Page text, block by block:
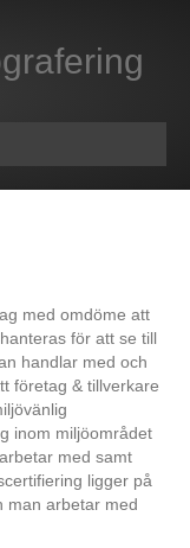
med omdöme att
för att se till
handlar med och
företag & tillverkare
inom miljöområdet
med samt
ligger på
man arbetar med